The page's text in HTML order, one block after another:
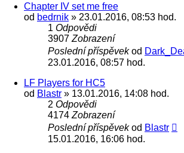
Chapter IV set me free
od bedrnik » 23.01.2016, 08:53 hod.
1 Odpovědi
3907 Zobrazení
Poslední příspěvekod
23.01.2016, 08:57 hod.
LF Players for HC5
od Blastr » 13.01.2016, 14:08 hod.
2 Odpovědi
4174 Zobrazení
Poslední příspěvekod Blastr
15.01.2016, 16:06 hod.